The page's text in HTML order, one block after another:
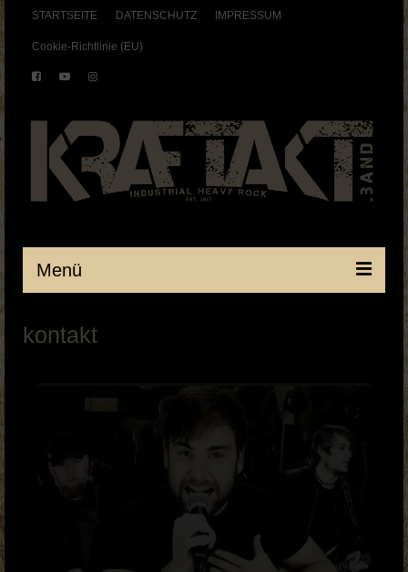
STARTSEITE DATENSCHUTZ IMPRESSUM
Cookie-Richtlinie (EU)
Menü
Merch
kontakt